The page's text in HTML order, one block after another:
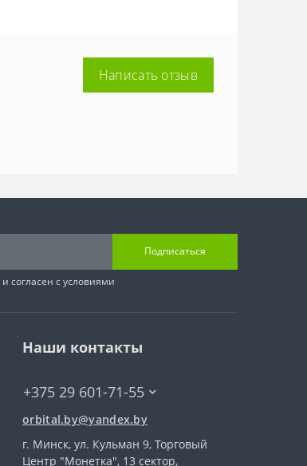
Написать отзыв
Подписаться
и согласен с условиями
Наши контакты
+375 29 601-71-55
orbital.by@yandex.by
г. Минск, ул. Кульман 9, Торговый
Центр "Монетка", 13 сектор,